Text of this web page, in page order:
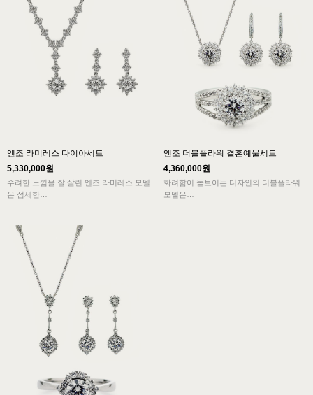
엔조 라미레스 다이아세트
5,330,000원
수려한 느낌을 잘 살린 엔조 라미레스 모델
은 섬세한
아름다움을 보여주는 디자인입니다.
엔조 더블플라워 결혼예물세트
4,360,000원
화려함이 돋보이는 디자인의 더블플라워
모델은